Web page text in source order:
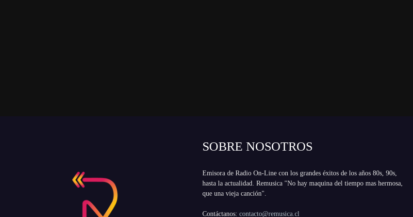
SOBRE NOSOTROS
Emisora de Radio On-Line con los grandes éxitos de los años 80s, 90s,
hasta la actualidad. Remusica "No hay maquina del tiempo mas hermosa,
que una vieja canción".
Contáctanos: contacto@remusica.cl